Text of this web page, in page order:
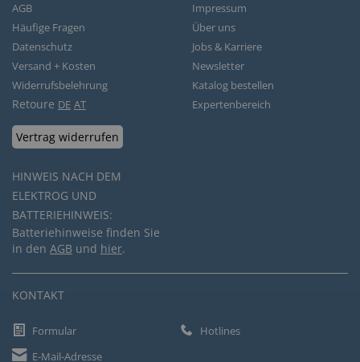
AGB
Häufige Fragen
Datenschutz
Versand + Kosten
Widerrufsbelehrung
Retoure DE AT
Vertrag widerrufen
HINWEIS NACH DEM
ELEKTROG UND
BATTERIEHINWEIS:
Batteriehinweise finden Sie
in den AGB und hier.
Impressum
Über uns
Jobs & Karriere
Newsletter
Katalog bestellen
Expertenbereich
KONTAKT
Formular
Hotlines
E-Mail-Adresse